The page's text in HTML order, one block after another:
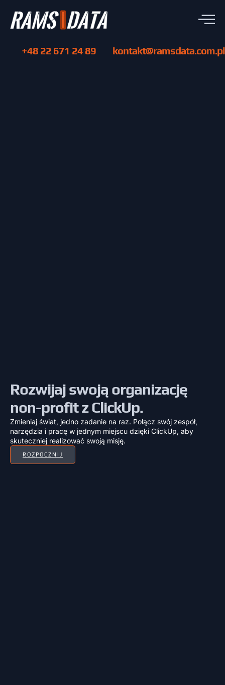
+48 22 671 24 89 kontakt@ramsdata.com.pl
Rozwijaj swoją organizację
non-profit z ClickUp.
Zmieniaj świat, jedno zadanie na raz. Połącz swój zespół,
narzędzia i pracę w jednym miejscu dzięki ClickUp, aby
skuteczniej realizować swoją misję.
ROZPOCZNIJ